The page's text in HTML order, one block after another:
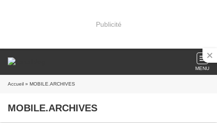
Publicité
MENU
Accueil » MOBILE.ARCHIVES
MOBILE.ARCHIVES